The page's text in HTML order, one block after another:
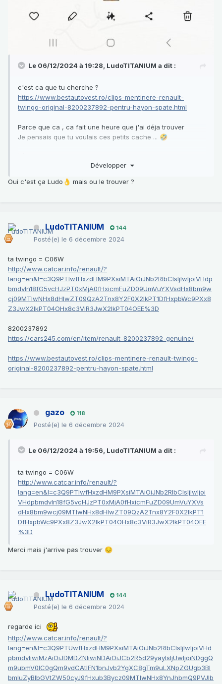
Le 06/12/2024 à 19:28, LudoTITANIUM a dit :
c'est ca que tu cherche ?
https://www.bestautovest.ro/clips-mentinere-renault-
twingo-original-8200237892-pentru-hayon-spate.html
Parce que ca , ca fait une heure que j'ai déja trouver
Je pensais que tu voulais ces petits cache ... 🤣
Développer
Oui c'est ça Ludo 👌 mais ou le trouver ?
LudoTITANIUM 144
Posté(e) le 6 décembre 2024
ta twingo = C06W
http://www.catcar.info/renault/?
lang=en&l=c3Q9PTIwfHxzdHM9PXsiMTAiOiJNb2RlbCIsIjIwIjoiVHdp
bmdvIn18fG5vcHJzPT0xMjA0fHxicmFuZD09UmVuYXVsdHx8bm9w
cj09MTIwNHx8dHlwZT09QzA2Tnx8Y2F0X2lkPT1DfHxpbWc9PXx8
Z3JwX2lkPT04OHx8c3ViR3JwX2lkPT04OEE%3D
8200237892
https://cars245.com/en/item/renault-8200237892-genuine/
https://www.bestautovest.ro/clips-mentinere-renault-twingo-
original-8200237892-pentru-hayon-spate.html
gazo 118
Posté(e) le 6 décembre 2024
Le 06/12/2024 à 19:56, LudoTITANIUM a dit :
ta twingo = C06W
http://www.catcar.info/renault/?
lang=en&l=c3Q9PTIwfHxzdHM9PXsiMTAiOiJNb2RlbCIsIjIwIjoi
VHdpbmdvIn18fG5vcHJzPT0xMjA0fHxicmFuZD09UmVuYXVs
dHx8bm9wcj09MTIwNHx8dHlwZT09QzA2Tnx8Y2F0X2lkPT1
DfHxpbWc9PXx8Z3JwX2lkPT04OHx8c3ViR3JwX2lkPT04OEE
%3D
Merci mais j'arrive pas trouver 😔
LudoTITANIUM 144
Posté(e) le 6 décembre 2024
regarde ici
http://www.catcar.info/renault/?
lang=en&l=c3Q9PTUwfHxzdHM9PXsiMTAiOiJNb2RlbCIsIjIwIjoiVHd
pbmdvIiwiMzAiOiJDMDZNIiwiNDAiOiJCb2R5d29yayIsIjUwIjoiNDggQ
m9ubmV0IC0gQm9vdCAtIFN1bnJvb2YgXC8gTm9uLXNpZGUgb3Bl
bmluZyBlbGVtZW50cyJ9fHxub3Bycz09MTIwNHx8YnJhbmQ9PVJlb